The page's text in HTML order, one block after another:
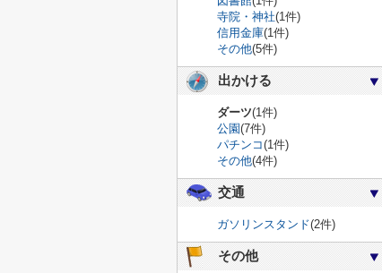
寺院・神社(1件)
信用金庫(1件)
その他(5件)
出かける
ダーツ(1件)
公園(7件)
パチンコ(1件)
その他(4件)
交通
ガソリンスタンド(2件)
その他